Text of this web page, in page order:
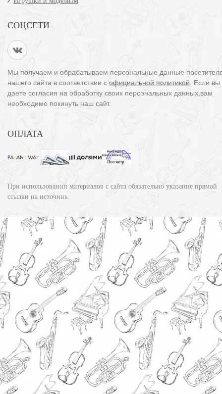
СОЦСЕТИ
Мы получаем и обрабатываем персональные данные
нашего сайта в соответствии с официальной политикой . Если
даете согласия на обработку своих персональных данных,вам
необходимо покинуть наш сайт.
ОПЛАТА
При использовании материалов с сайта обязательно указание прямой
ссылки на источник.